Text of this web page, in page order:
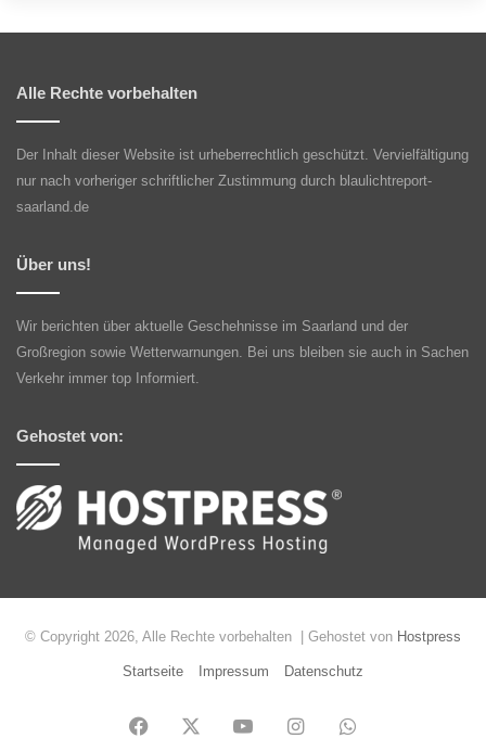
Alle Rechte vorbehalten
Der Inhalt dieser Website ist urheberrechtlich geschützt. Vervielfältigung
nur nach vorheriger schriftlicher Zustimmung durch blaulichtreport-
saarland.de
Über uns!
Wir berichten über aktuelle Geschehnisse im Saarland und der
Großregion sowie Wetterwarnungen. Bei uns bleiben sie auch in Sachen
Verkehr immer top Informiert.
Gehostet von:
© Copyright 2026, Alle Rechte vorbehalten | Gehostet von Hostpress
Startseite Impressum Datenschutz
Facebook YouTubeInstagramWhatsApp